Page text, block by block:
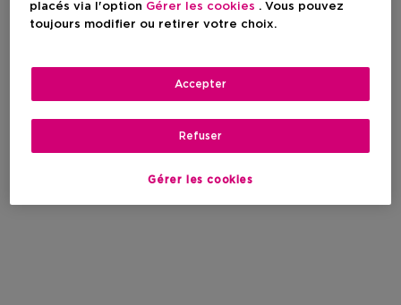
placés via l'option Gérer les cookies . Vous pouvez
toujours modifier ou retirer votre choix.
Gérer les cookies
Refuser
Accepter